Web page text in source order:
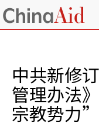
中共新修
管理办法
宗教势力”